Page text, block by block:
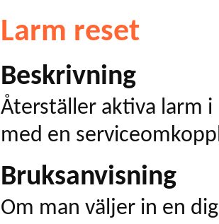
Larm reset
Beskrivning
Återställer aktiva larm
med en
Bruksanvisning
Om man väljer in en